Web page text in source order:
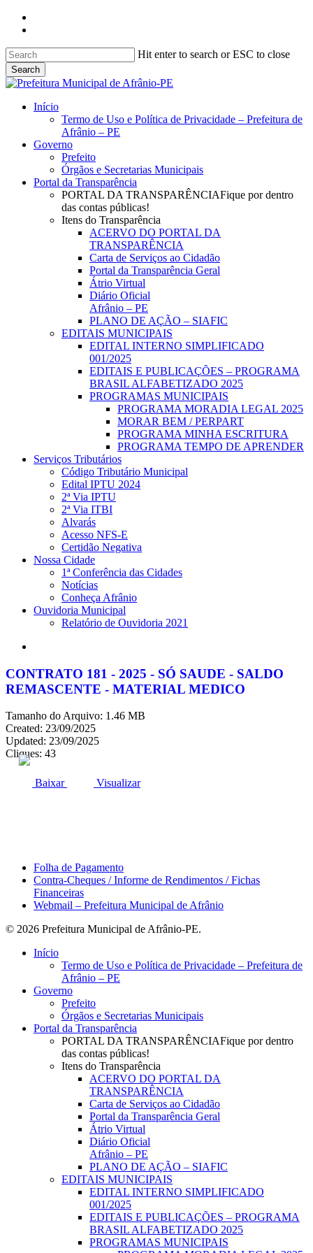
Skip
content
Hit enter to search or ESC to close
Search
Close
search
Menu
Início
Termo de Uso e Política de Privacidade – Prefeitura de
Afrânio – PE
Governo
Prefeito
Órgãos e Secretarias Municipais
Portal da Transparência
PORTAL DA TRANSPARÊNCIAFique por dentro
das contas públicas!
Itens do Transparência
ACERVO DO PORTAL DA
TRANSPARÊNCIA
Carta de Serviços ao Cidadão
Portal da Transparência Geral
Átrio Virtual
Diário Oficial
Afrânio – PE
PLANO DE AÇÃO – SIAFIC
EDITAIS MUNICIPAIS
EDITAL INTERNO SIMPLIFICADO
001/2025
EDITAIS E PUBLICAÇÕES – PROGRAMA
BRASIL ALFABETIZADO 2025
PROGRAMAS MUNICIPAIS
PROGRAMA MORADIA LEGAL 2025
MORAR BEM / PERPART
PROGRAMA MINHA ESCRITURA
PROGRAMA TEMPO DE APRENDER
Serviços Tributários
Código Tributário Municipal
Edital IPTU 2024
2ª Via IPTU
2ª Via ITBI
Alvarás
Acesso NFS-E
Certidão Negativa
Nossa Cidade
1ª Conferência das Cidades
Notícias
Conheça Afrânio
Ouvidoria Municipal
Relatório de Ouvidoria 2021
CONTRATO 181 - 2025 - SÓ SAUDE - SALDO
REMASCENTE - MATERIAL MEDICO
Tamanho do Arquivo: 1.46 MB
Created: 23/09/2025
Updated: 23/09/2025
Cliques: 43
Baixar Visualizar
Folha de Pagamento
Contra-Cheques / Informe de Rendimentos / Fichas
Financeiras
Webmail – Prefeitura Municipal de Afrânio
© 2026 Prefeitura Municipal de Afrânio-PE.
Close
Início
Termo de Uso e Política de Privacidade – Prefeitura de
Afrânio – PE
Governo
Prefeito
Órgãos e Secretarias Municipais
Portal da Transparência
PORTAL DA TRANSPARÊNCIAFique por dentro
das contas públicas!
Itens do Transparência
ACERVO DO PORTAL DA
TRANSPARÊNCIA
Carta de Serviços ao Cidadão
Portal da Transparência Geral
Átrio Virtual
Diário Oficial
Afrânio – PE
PLANO DE AÇÃO – SIAFIC
EDITAIS MUNICIPAIS
EDITAL INTERNO SIMPLIFICADO
001/2025
EDITAIS E PUBLICAÇÕES – PROGRAMA
BRASIL ALFABETIZADO 2025
PROGRAMAS MUNICIPAIS